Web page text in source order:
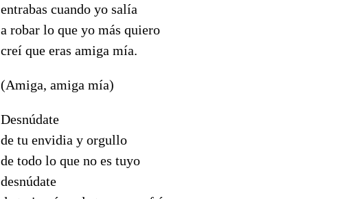
entrabas cuando yo salía
a robar lo que yo más quiero
creí que eras amiga mía.
(Amiga, amiga mía)
Desnúdate
de tu envidia y orgullo
de todo lo que no es tuyo
desnúdate